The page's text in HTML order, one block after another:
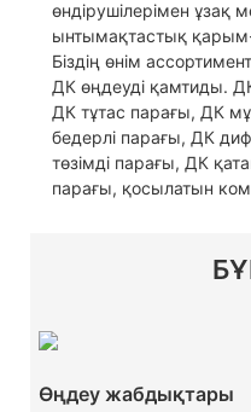
өндірушілерімен ұзақ
ынтымақтастық
Біздің өнім
ДК өңдеуді қамтиды.
ДК тұтас парағы, ДК
бедерлі парағы, ДК
төзімді парағы, ДК
парағы, қосылатын
Өңдеу жабдықтары